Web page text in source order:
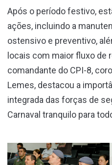
Após o período festivo,
ações, incluindo a
ostensivo e preventivo,
locais com maior fluxo de
comandante do CPI-8,
Lemes, destacou a
integrada das forças de
Carnaval tranquilo para